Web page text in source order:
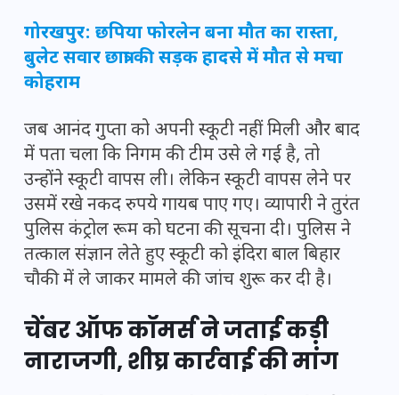
गोरखपुर: छपिया फोरलेन बना मौत का रास्ता,
बुलेट सवार छात्रा की सड़क हादसे में मौत से मचा
कोहराम
जब आनंद गुप्ता को अपनी स्कूटी नहीं मिली और बाद
में पता चला कि निगम की टीम उसे ले गई है, तो
उन्होंने स्कूटी वापस ली। लेकिन स्कूटी वापस लेने पर
उसमें रखे नकद रुपये गायब पाए गए। व्यापारी ने तुरंत
पुलिस कंट्रोल रूम को घटना की सूचना दी। पुलिस ने
तत्काल संज्ञान लेते हुए स्कूटी को इंदिरा बाल बिहार
चौकी में ले जाकर मामले की जांच शुरू कर दी है।
चेंबर ऑफ कॉमर्स ने जताई कड़ी
नाराजगी, शीघ्र कार्रवाई की मांग